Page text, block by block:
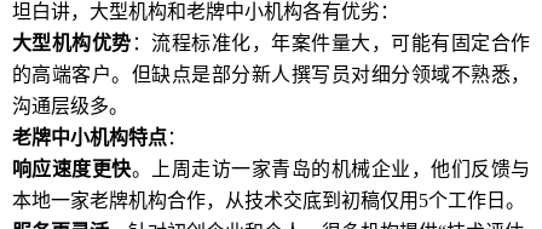
坦白讲，大型机构和老牌中小机构各有优劣：
大型机构优势 ：流程标准化，年案件量大，可能有固定合作
的高端客户。但缺点是部分新人撰写员对细分领域不熟悉，
沟通层级多。
老牌中小机构特点：
响应速度更快。上周走访一家青岛的机械企业，他们反馈与
本地一家老牌机构合作，从技术交底到初稿仅用5个工作日。